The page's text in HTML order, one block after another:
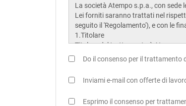
Do il consenso per il trattamento
Inviami e-mail con offerte di
Esprimo il consenso per